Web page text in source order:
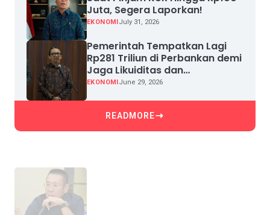
Juta, Segera Laporkan!
EKONOMIJuly 31, 2026
Pemerintah Tempatkan Lagi
Rp281 Triliun di Perbankan demi
Jaga Likuiditas dan
Pertumbuhan Kredit
EKONOMIJune 29, 2026
READMORE